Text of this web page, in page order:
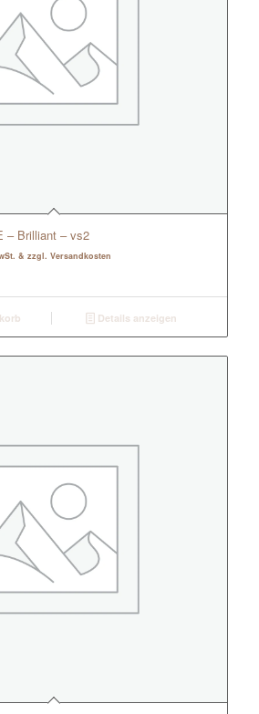
– Brilliant – vs2
& zzgl. Versandkosten
Details anzeigen